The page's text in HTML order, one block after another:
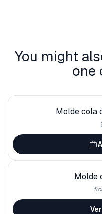
You might
one
Molde cola
Molde